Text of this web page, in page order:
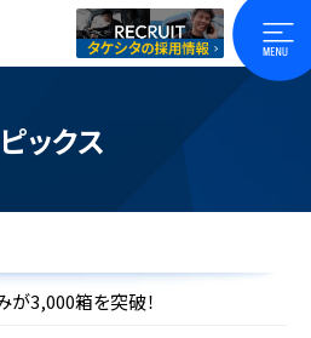
ックス
3,000箱を突破！